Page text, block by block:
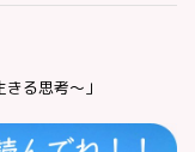
る思考～」